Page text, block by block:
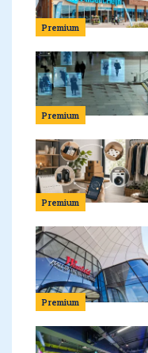
Premium
Premium
Premium
Premium